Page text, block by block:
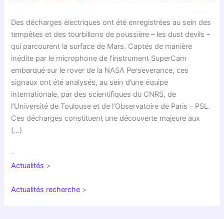
Des décharges électriques ont été enregistrées au sein des
tempêtes et des tourbillons de poussière – les dust devils –
qui parcourent la surface de Mars. Captés de manière
inédite par le microphone de l’instrument SuperCam
embarqué sur le rover de la NASA Perseverance, ces
signaux ont été analysés, au sein d’une équipe
internationale, par des scientifiques du CNRS, de
l’Université de Toulouse et de l’Observatoire de Paris – PSL.
Ces décharges constituent une découverte majeure aux
(…)
–
Actualités >
Actualités recherche >